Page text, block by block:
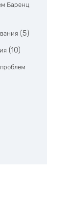
Баренц
(5)
(10)